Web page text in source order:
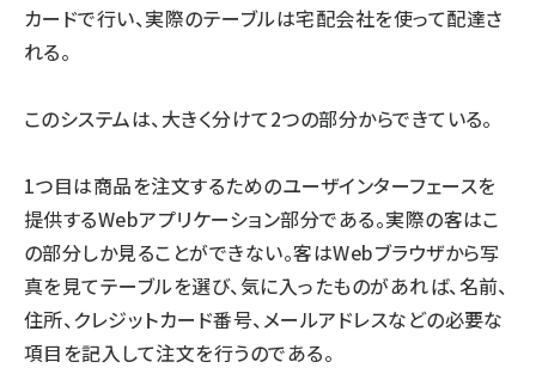
カードで行い、実際のテーブルは宅配会社を使って配達さ
れる。
このシステムは、大きく分けて2つの部分からできている。
1つ目は商品を注文するためのユーザインターフェースを
提供するWebアプリケーション部分である。実際の客はこ
の部分しか見ることができない。客はWebブラウザから写
真を見てテーブルを選び、気に入ったものがあれば、名前、
住所、クレジットカード番号、メールアドレスなどの必要な
項目を記入して注文を行うのである。